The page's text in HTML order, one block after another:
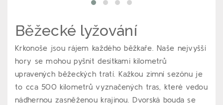
Běžecké lyžování
Krkonoše jsou rájem každého běžkaře. Naše nejvyšší
hory se mohou pyšnit desítkami kilometrů
upravených běžeckých tratí. Kažkou zimní sezónu je
to cca 500 kilometrů vyznačených tras, které vedou
nádhernou zasněženou krajinou. Dvorská bouda se